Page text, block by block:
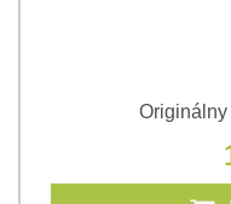
Originálny